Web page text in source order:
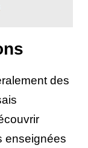
des
enseignées